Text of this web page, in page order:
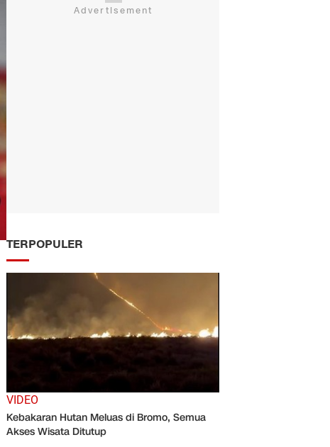
TERPOPULER
VIDEO
Kebakaran Hutan Meluas di Bromo, Semua
Akses Wisata Ditutup